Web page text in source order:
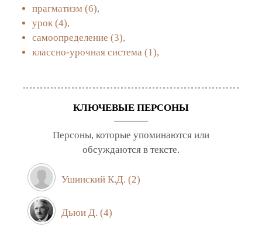
прагматизм (6),
урок (4),
самоопределение (3),
классно-урочная система (1),
КЛЮЧЕВЫЕ ПЕРСОНЫ
Персоны, которые упоминаются или
обсуждаются в тексте.
Ушинский К.Д. (2)
Дьюи Д. (4)